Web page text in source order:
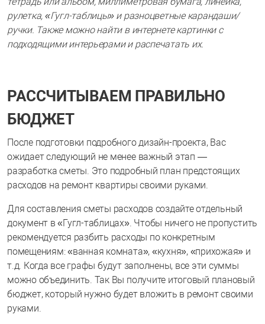
рулетка, «Гугл-таблицы» и разноцветные карандаши/
ручки. Также можно найти в интернете картинки с
подходящими интерьерами и распечатать их.
РАССЧИТЫВАЕМ ПРАВИЛЬНО
БЮДЖЕТ
После подготовки подробного дизайн-проекта, Вас
ожидает следующий не менее важный этап —
разработка сметы. Это подробный план предстоящих
расходов на ремонт квартиры своими руками.
Для составления сметы расходов создайте отдельный
документ в «Гугл-таблицах». Чтобы ничего не пропустить
рекомендуется разбить расходы по конкретным
помещениям: «ванная комната», «кухня», «прихожая» и
т.д. Когда все графы будут заполнены, все эти суммы
можно объединить. Так Вы получите итоговый плановый
бюджет, который нужно будет вложить в ремонт своими
руками.